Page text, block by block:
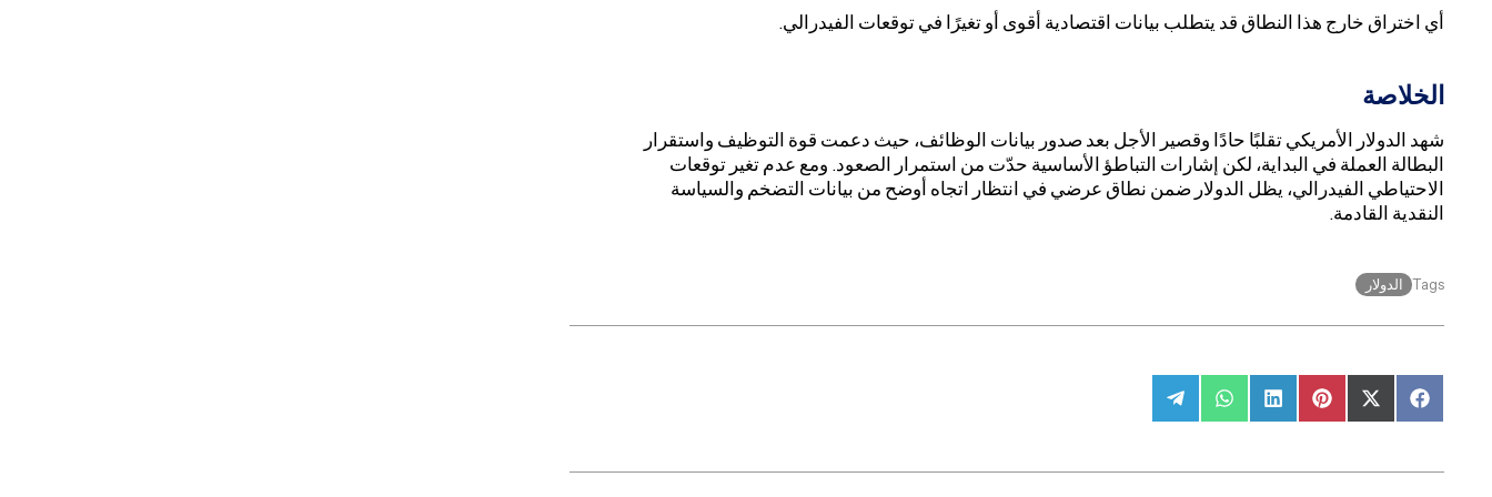
أي اختراق خارج هذا النطاق قد يتطلب بيانات اقتصادية أقوى أو تغيرًا في توقعات الفيدرالي.
الخلاصة
شهد الدولار الأمريكي تقلبًا حادًا وقصير الأجل بعد صدور بيانات الوظائف، حيث دعمت قوة التوظيف واستقرار
البطالة العملة في البداية، لكن إشارات التباطؤ الأساسية حدّت من استمرار الصعود. ومع عدم تغير توقعات
الاحتياطي الفيدرالي، يظل الدولار ضمن نطاق عرضي في انتظار اتجاه أوضح من بيانات التضخم والسياسة
النقدية القادمة.
Tags الدولار
Share
on
Share
on
Share
on
Share
on
Share
on
Share
on